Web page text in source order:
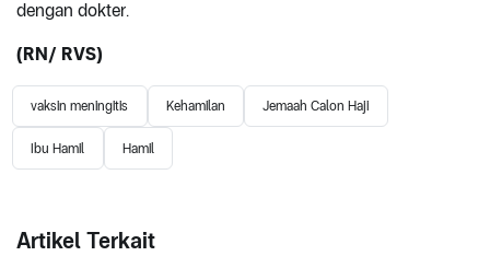
dengan dokter.
(RN/ RVS)
vaksin meningitis Kehamilan Jemaah Calon Haji
Ibu Hamil Hamil
Artikel Terkait